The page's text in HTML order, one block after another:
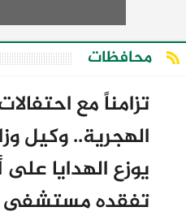
محافظات
تزامناً مع
الهجرية.. وكيل
يوزع الهدايا
تفقده مستشفى